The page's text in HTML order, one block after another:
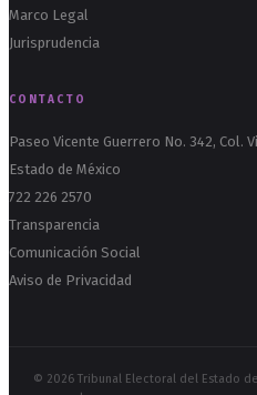
Marco Legal
Jurisprudencia
CONTACTO
Paseo Vicente Guerrero No. 342, Col.
Estado de México
722 226 2570
Transparencia
Comunicación Social
Aviso de Privacidad
© 2026 Tribunal Electoral del Estado